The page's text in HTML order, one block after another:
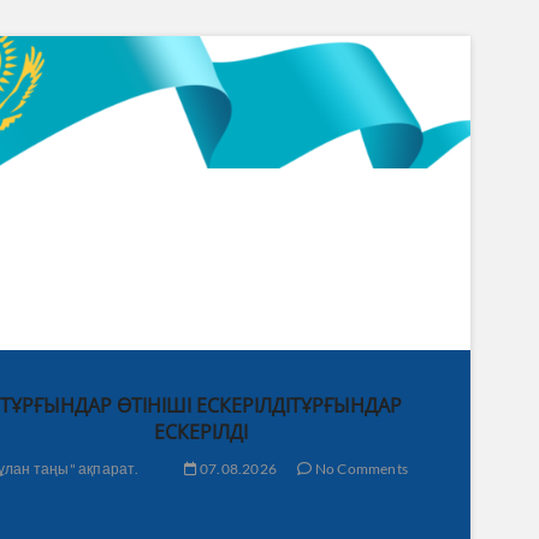
ТҰРҒЫНДАР ӨТІНІШІ ЕСКЕРІЛДІТҰРҒЫНДАР
ЕСКЕРІЛДІ
таңы" ақпарат. 07.08.2026 No Comments